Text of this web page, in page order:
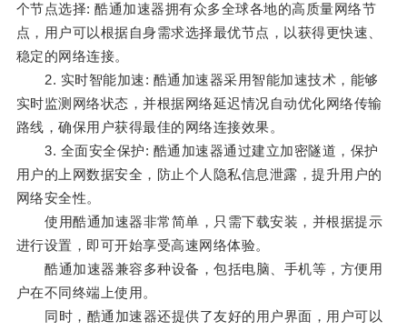
个节点选择: 酷通加速器拥有众多全球各地的高质量网络节
点，用户可以根据自身需求选择最优节点，以获得更快速、
稳定的网络连接。
2. 实时智能加速: 酷通加速器采用智能加速技术，能够
实时监测网络状态，并根据网络延迟情况自动优化网络传输
路线，确保用户获得最佳的网络连接效果。
3. 全面安全保护: 酷通加速器通过建立加密隧道，保护
用户的上网数据安全，防止个人隐私信息泄露，提升用户的
网络安全性。
使用酷通加速器非常简单，只需下载安装，并根据提示
进行设置，即可开始享受高速网络体验。
酷通加速器兼容多种设备，包括电脑、手机等，方便用
户在不同终端上使用。
同时，酷通加速器还提供了友好的用户界面，用户可以